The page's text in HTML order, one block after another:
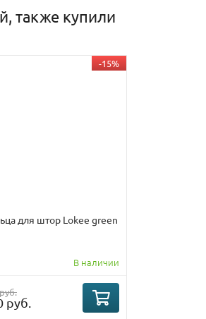
также купили
-15%
для штор Lokee green
В наличии
руб.